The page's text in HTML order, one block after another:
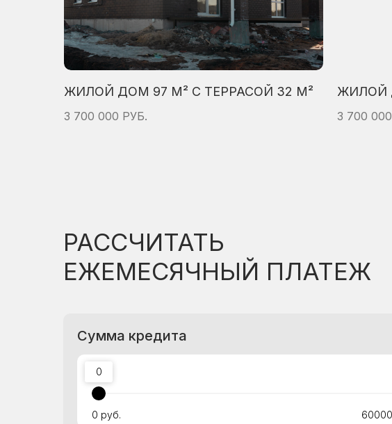
ЖИЛОЙ ДОМ 97 М² С ТЕРРАСОЙ 32 М²
3 700 000 РУБ.
ЖИЛОЙ
3 700
Сумма кредита
РАССЧИТАТЬ
ЕЖЕМЕСЯЧНЫЙ ПЛАТЕЖ
0
0 руб.